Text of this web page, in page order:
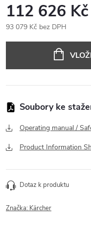
112 626 Kč
93 079 Kč bez DPH
Operating manual /
Product Information
Dotaz k produktu
Značka: Kärcher